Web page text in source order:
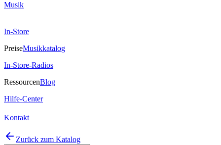
Musik
In-Store
PreiseMusikkatalog
In-Store-Radios
RessourcenBlog
Hilfe-Center
Kontakt
Zurück zum Katalog